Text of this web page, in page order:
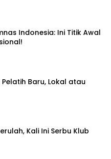
Indonesia: Ini Titik Awal
Baru, Lokal atau
Kali Ini Serbu Klub